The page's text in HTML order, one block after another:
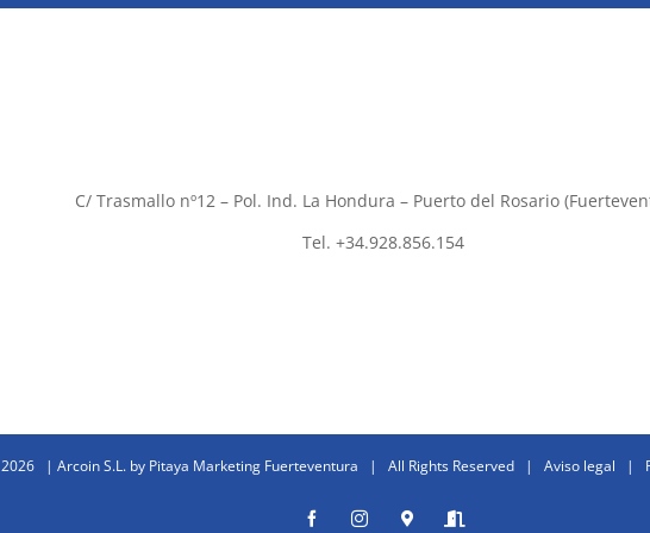
C/ Trasmallo nº12 – Pol. Ind. La Hondura – Puerto del Rosario
Tel. +34.928.856.154
2026 | Arcoin S.L. by Pitaya Marketing Fuerteventura | All Rights Reserved | Aviso legal |
FacebookInstagramDondeEntrar